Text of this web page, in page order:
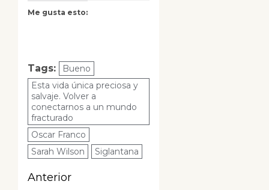
Me gusta esto:
Tags:
Bueno
Esta vida única preciosa y
salvaje. Volver a
conectarnos a un mundo
fracturado
Oscar Franco
Sarah Wilson
Siglantana
Navegación
Anterior